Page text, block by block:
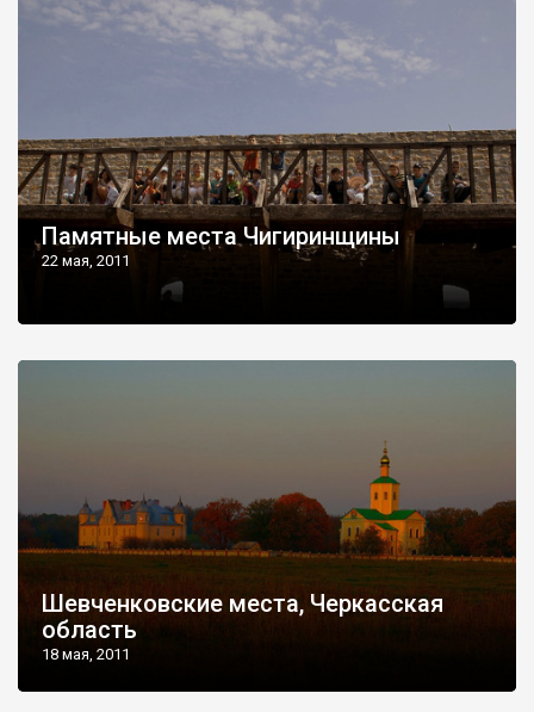
Памятные места Чигиринщины
22 мая, 2011
Шевченковские места, Черкасская
область
18 мая, 2011